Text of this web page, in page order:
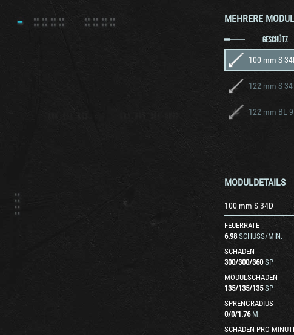
MEHRERE
GESCHÜTZ
100 mm S-
122 mm S-
122 mm BL-
MODULDETAILS
100 mm S-34D
FEUERRATE
6.98 SCHUSS/MIN.
SCHADEN
300/300/360 SP
MODULSCHADEN
135/135/135 SP
SPRENGRADIUS
0/0/1.76 M
SCHADEN PRO